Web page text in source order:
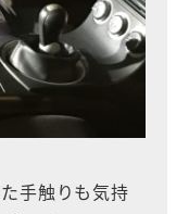
手触りも気持